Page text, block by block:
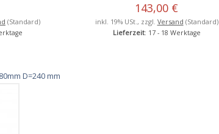
(Standard)
143,00 €
inkl. 19% USt., zzgl. Versand (Standard)
Lieferzeit: 17 - 18 Werktage
D=240 mm